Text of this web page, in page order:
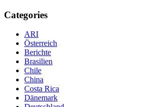
Categories
ARI
Österreich
Berichte
Brasilien
Chile
China
Costa Rica
Dänemark